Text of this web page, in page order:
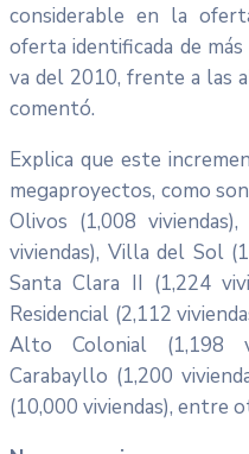
considerable en la
oferta identificada de
va del 2010, frente a las
comentó.
Explica que este
megaproyectos, como
Olivos (1,008
viviendas), Villa del Sol
Santa Clara II (1,224
Residencial (2,112
Alto Colonial (1,198
Carabayllo (1,200
(10,000 viviendas), entre